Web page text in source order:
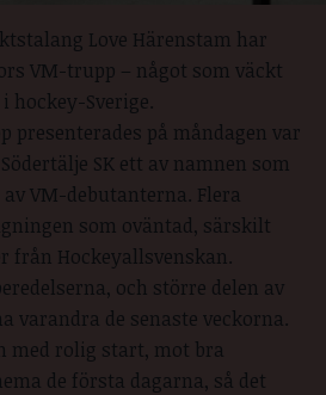
Love Härenstam har
VM-trupp – något som väckt
hockey-Sverige.
presenterades på måndagen var
SK ett av namnen som
VM-debutanterna. Flera
som oväntad, särskilt
från Hockeyallsvenskan.
och större delen av
varandra de senaste veckorna.
med rolig start, mot bra
de första dagarna, så det